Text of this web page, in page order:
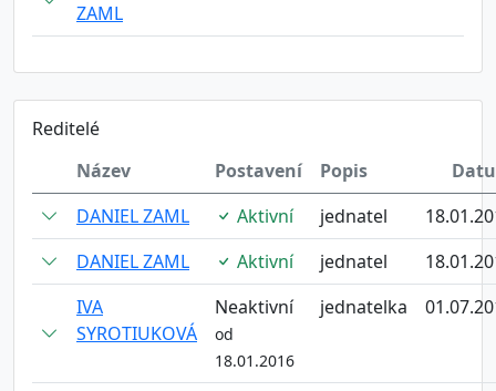
ZAML
Reditelé
Název
Postavení Popis
DANIEL ZAML
Aktivní jednatel
DANIEL ZAML
Aktivní jednatel
IVA
SYROTIUKOVÁ
Neaktivní
od
18.01.2016
jednatelka